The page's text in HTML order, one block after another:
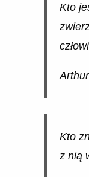
Kto
Kto
z nią